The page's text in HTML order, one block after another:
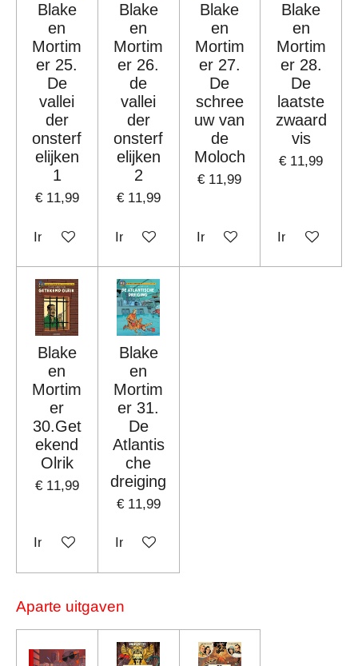
Blake
en
Mortim
er 25.
De
vallei
der
onsterf
elijken
1
€ 11,99
In winkelwagen
Blake
en
Mortim
er 26.
de
vallei
der
onsterf
elijken
2
€ 11,99
In winkelwagen
Blake
en
Mortim
er 27.
De
schree
uw van
de
Moloch
€ 11,99
In winkelwagen
Blake
en
Mortim
er 28.
De
laatste
zwaard
vis
€ 11,99
In
Blake
en
Mortim
er
30.Get
ekend
Olrik
€ 11,99
In winkelwagen
Blake
en
Mortim
er 31.
De
Atlantis
che
dreiging
€ 11,99
In winkelwagen
Aparte uitgaven